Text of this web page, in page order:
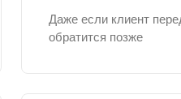
Даже если клиент
обратится позже